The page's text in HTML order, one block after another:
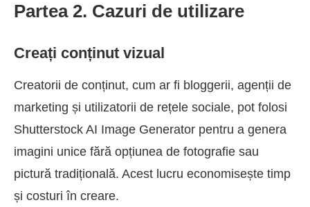
Partea 2. Cazuri de utilizare
Creați conținut vizual
Creatorii de conținut, cum ar fi bloggerii, agenții de
marketing și utilizatorii de rețele sociale, pot folosi
Shutterstock AI Image Generator pentru a genera
imagini unice fără opțiunea de fotografie sau
pictură tradițională. Acest lucru economisește timp
și costuri în creare.